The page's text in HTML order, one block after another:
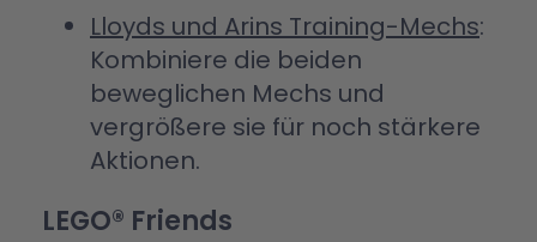
Lloyds und Arins Training-Mechs:
Kombiniere die beiden
beweglichen Mechs und
vergrößere sie für noch stärkere
Aktionen.
LEGO® Friends